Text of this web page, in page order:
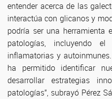
entender acerca de las
interactúa con glicanos y
podría ser una herramienta
patologías, incluyendo el
inflamatorias y
ha permitido identificar
desarrollar estrategias
patologías”, subrayó Pérez